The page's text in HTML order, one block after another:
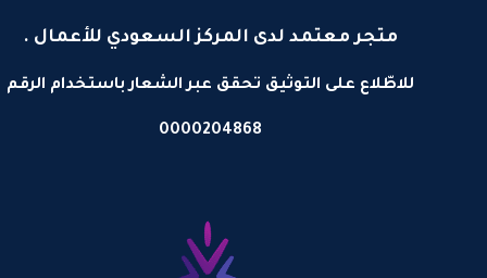
متجر معتمد لدى المركز السعودي للأعمال .
للاطّلاع على التوثيق تحقق عبر الشعار باستخدام الرقم
0000204868